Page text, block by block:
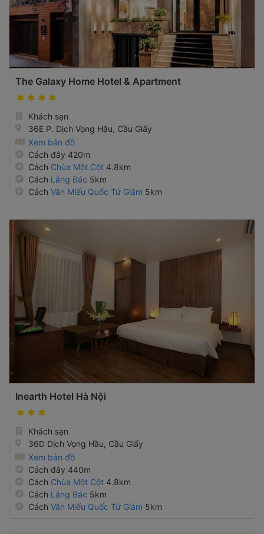
The Galaxy Home Hotel & Apartment
Khách sạn
36E P. Dịch Vọng Hậu, Cầu Giấy
Xem bản đồ
Cách đây 420m
Cách Chùa Một Cột 4.8km
Cách Lăng Bác 5km
Cách Văn Miếu Quốc Tử Giám 5km
Inearth Hotel Hà Nội
Khách sạn
36D Dịch Vọng Hầu, Cầu Giấy
Xem bản đồ
Cách đây 440m
Cách Chùa Một Cột 4.8km
Cách Lăng Bác 5km
Cách Văn Miếu Quốc Tử Giám 5km